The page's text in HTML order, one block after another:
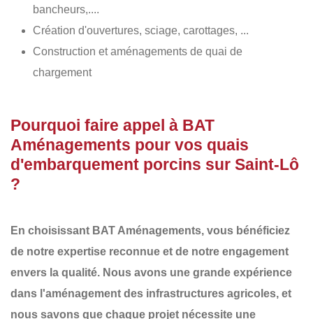
bancheurs,....
Création d'ouvertures, sciage, carottages, ...
Construction et aménagements de quai de
chargement
Pourquoi faire appel à BAT
Aménagements pour vos quais
d'embarquement porcins sur Saint-Lô
?
En choisissant BAT Aménagements, vous bénéficiez
de notre expertise reconnue et de notre engagement
envers la qualité. Nous avons une grande expérience
dans l'aménagement des infrastructures agricoles, et
nous savons que chaque projet nécessite une